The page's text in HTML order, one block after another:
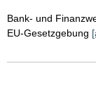
Bank- und
EU-Gesetzgebung